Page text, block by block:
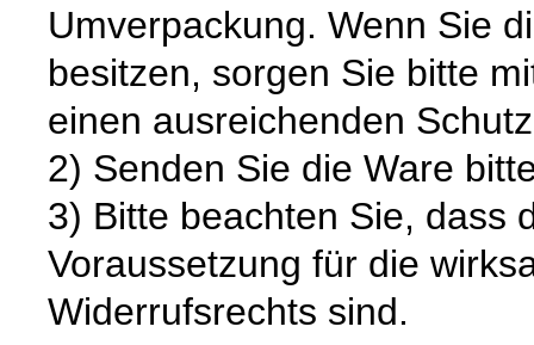
Umverpackung. Wenn Sie
besitzen, sorgen Sie bitte
einen ausreichenden
2) Senden Sie die Ware
3) Bitte beachten Sie, dass
Voraussetzung für die
Widerrufsrechts sind.